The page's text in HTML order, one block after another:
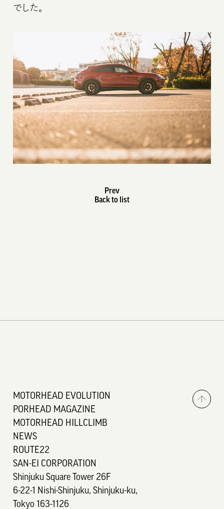
でした。
Back to list
Prev
MOTORHEAD EVOLUTION
PORHEAD MAGAZINE
MOTORHEAD HILLCLIMB
NEWS
ROUTE22
SAN-EI CORPORATION
Shinjuku Square Tower 26F
6-22-1 Nishi-Shinjuku, Shinjuku-ku,
Tokyo 163-1126